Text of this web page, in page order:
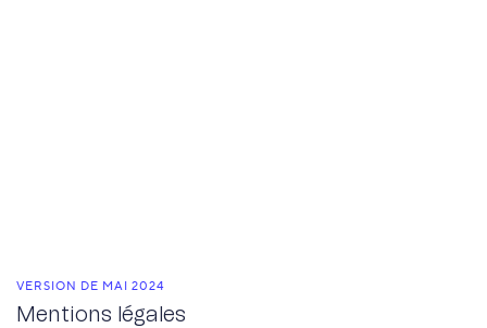
VERSION DE MAI 2024
Mentions légales